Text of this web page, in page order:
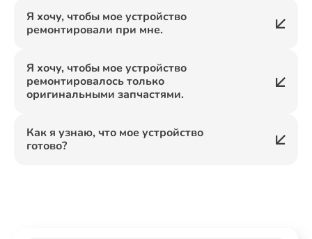
Я хочу, чтобы мое устройство
ремонтировали при мне.
Я хочу, чтобы мое устройство
ремонтировалось только
оригинальными запчастями.
Как я узнаю, что мое устройство
готово?